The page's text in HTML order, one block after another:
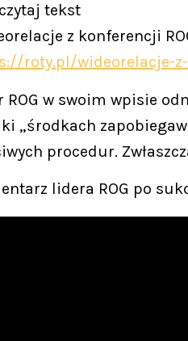
tekst
z konferencji
roty.pl/wideorelacje-
ROG w swoim wpisie
„środkach
procedur.
lidera ROG po